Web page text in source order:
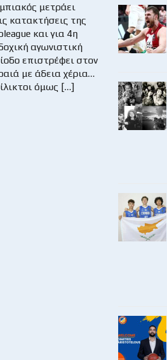
μετράει
κατακτήσεις της
και για 4η
αγωνιστική
επιστρέφει στον
με άδεια χέρια…
όμως […]